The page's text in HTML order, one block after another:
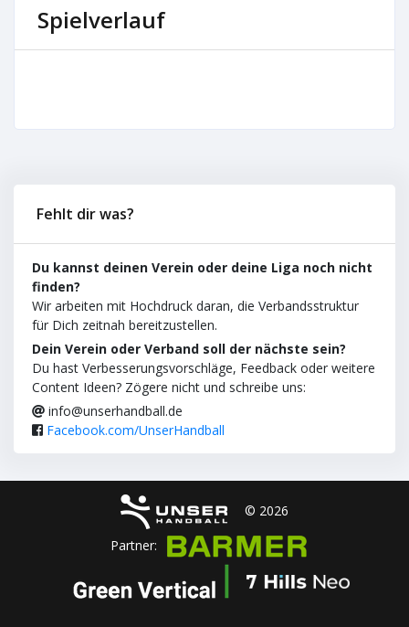
Spielverlauf
Fehlt dir was?
Du kannst deinen Verein oder deine Liga noch nicht
finden?
Wir arbeiten mit Hochdruck daran, die Verbandsstruktur
für Dich zeitnah bereitzustellen.
Dein Verein oder Verband soll der nächste sein?
Du hast Verbesserungsvorschläge, Feedback oder weitere
Content Ideen? Zögere nicht und schreibe uns:
info@unserhandball.de
Facebook.com/UnserHandball
© 2026
Partner: